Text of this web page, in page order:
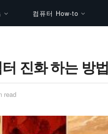
컴퓨터 How-to
진화 하는 방
read